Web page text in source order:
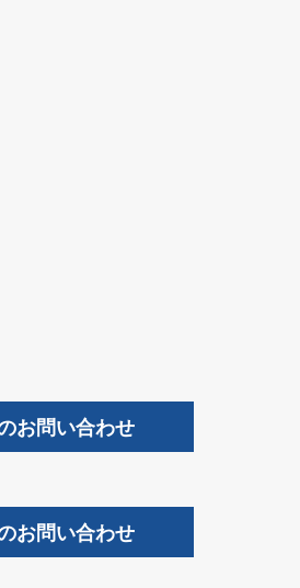
お問い合わせ
お問い合わせ